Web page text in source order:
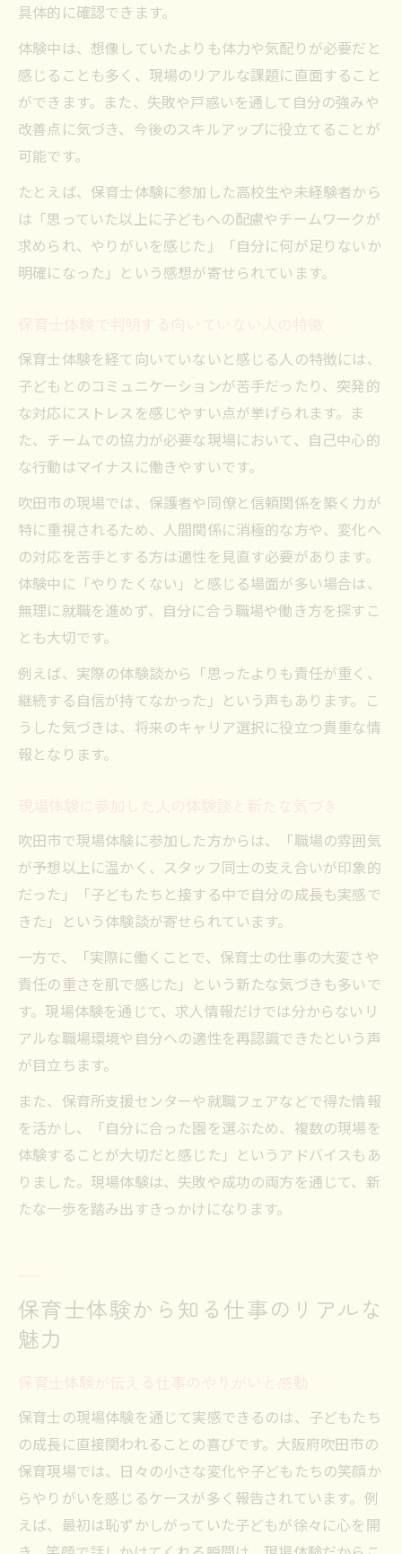
具体的に確認できます。
体験中は、想像していたよりも体力や気配りが必要だと
感じることも多く、現場のリアルな課題に直面すること
ができます。また、失敗や戸惑いを通して自分の強みや
改善点に気づき、今後のスキルアップに役立てることが
可能です。
たとえば、保育士体験に参加した高校生や未経験者から
は「思っていた以上に子どもへの配慮やチームワークが
求められ、やりがいを感じた」「自分に何が足りないか
明確になった」という感想が寄せられています。
保育士体験で判明する向いていない人の特徴
保育士体験を経て向いていないと感じる人の特徴には、
子どもとのコミュニケーションが苦手だったり、突発的
な対応にストレスを感じやすい点が挙げられます。ま
た、チームでの協力が必要な現場において、自己中心的
な行動はマイナスに働きやすいです。
吹田市の現場では、保護者や同僚と信頼関係を築く力が
特に重視されるため、人間関係に消極的な方や、変化へ
の対応を苦手とする方は適性を見直す必要があります。
体験中に「やりたくない」と感じる場面が多い場合は、
無理に就職を進めず、自分に合う職場や働き方を探すこ
とも大切です。
例えば、実際の体験談から「思ったよりも責任が重く、
継続する自信が持てなかった」という声もあります。こ
うした気づきは、将来のキャリア選択に役立つ貴重な情
報となります。
現場体験に参加した人の体験談と新たな気づき
吹田市で現場体験に参加した方からは、「職場の雰囲気
が予想以上に温かく、スタッフ同士の支え合いが印象的
だった」「子どもたちと接する中で自分の成長も実感で
きた」という体験談が寄せられています。
一方で、「実際に働くことで、保育士の仕事の大変さや
責任の重さを肌で感じた」という新たな気づきも多いで
す。現場体験を通じて、求人情報だけでは分からないリ
アルな職場環境や自分への適性を再認識できたという声
が目立ちます。
また、保育所支援センターや就職フェアなどで得た情報
を活かし、「自分に合った園を選ぶため、複数の現場を
体験することが大切だと感じた」というアドバイスもあ
りました。現場体験は、失敗や成功の両方を通じて、新
たな一歩を踏み出すきっかけになります。
保育士体験から知る仕事のリアルな
魅力
保育士体験が伝える仕事のやりがいと感動
保育士の現場体験を通じて実感できるのは、子どもたち
の成長に直接関われることの喜びです。大阪府吹田市の
保育現場では、日々の小さな変化や子どもたちの笑顔か
らやりがいを感じるケースが多く報告されています。例
えば、最初は恥ずかしがっていた子どもが徐々に心を開